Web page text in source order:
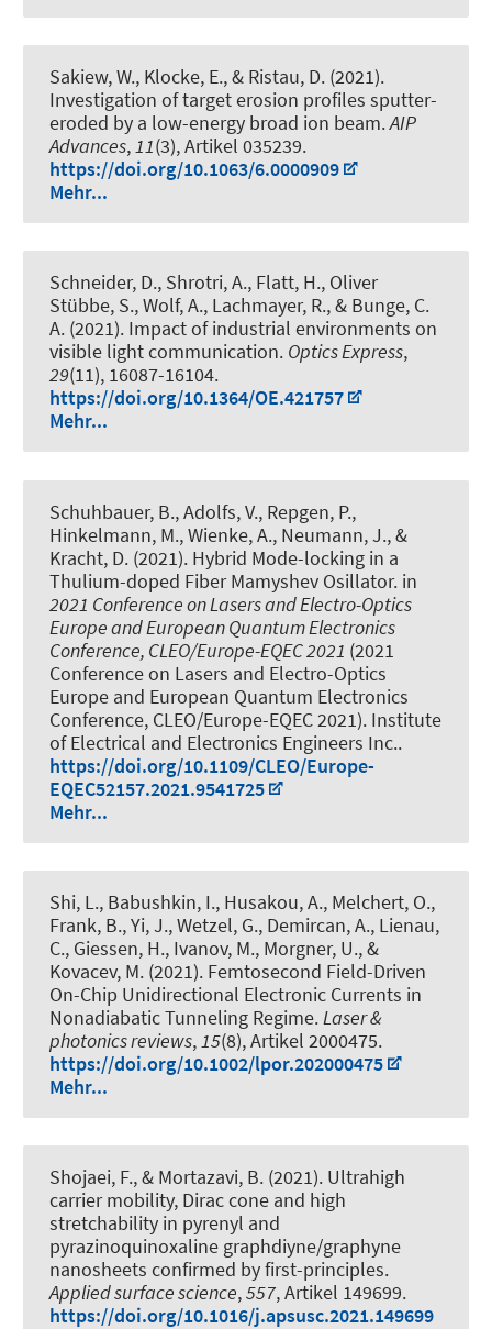
Sakiew, W., Klocke, E., & Ristau, D. (2021).
Investigation of target erosion profiles sputter-
eroded by a low-energy broad ion beam.AIP
Advances,11(3), Artikel 035239.
https://doi.org/10.1063/6.0000909
Mehr...
Schneider, D., Shrotri, A., Flatt, H., Oliver
Stübbe, S., Wolf, A., Lachmayer, R., & Bunge, C.
A. (2021). Impact of industrial environments on
visible light communication. Optics Express,
29(11), 16087-16104.
https://doi.org/10.1364/OE.421757
Mehr...
Schuhbauer, B., Adolfs, V., Repgen, P.,
Hinkelmann, M., Wienke, A., Neumann, J., &
Kracht, D. (2021). Hybrid Mode-locking in a
Thulium-doped Fiber Mamyshev Osillator. in
2021 Conference on Lasers and Electro-Optics
Europe and European Quantum Electronics
Conference, CLEO/Europe-EQEC 2021 (2021
Conference on Lasers and Electro-Optics
Europe and European Quantum Electronics
Conference, CLEO/Europe-EQEC 2021). Institute
of Electrical and Electronics Engineers Inc..
https://doi.org/10.1109/CLEO/Europe-
EQEC52157.2021.9541725
Mehr...
Shi, L., Babushkin, I., Husakou, A., Melchert, O.,
Frank, B., Yi, J., Wetzel, G., Demircan, A., Lienau,
C., Giessen, H., Ivanov, M., Morgner, U., &
Kovacev, M. (2021). Femtosecond Field-Driven
On-Chip Unidirectional Electronic Currents in
Nonadiabatic Tunneling Regime.Laser &
photonics reviews,15(8), Artikel 2000475.
https://doi.org/10.1002/lpor.202000475
Mehr...
Shojaei, F., & Mortazavi, B. (2021). Ultrahigh
carrier mobility, Dirac cone and high
stretchability in pyrenyl and
pyrazinoquinoxaline graphdiyne/graphyne
nanosheets confirmed by first-principles.
Applied surface science,557, Artikel 149699.
https://doi.org/10.1016/j.apsusc.2021.149699